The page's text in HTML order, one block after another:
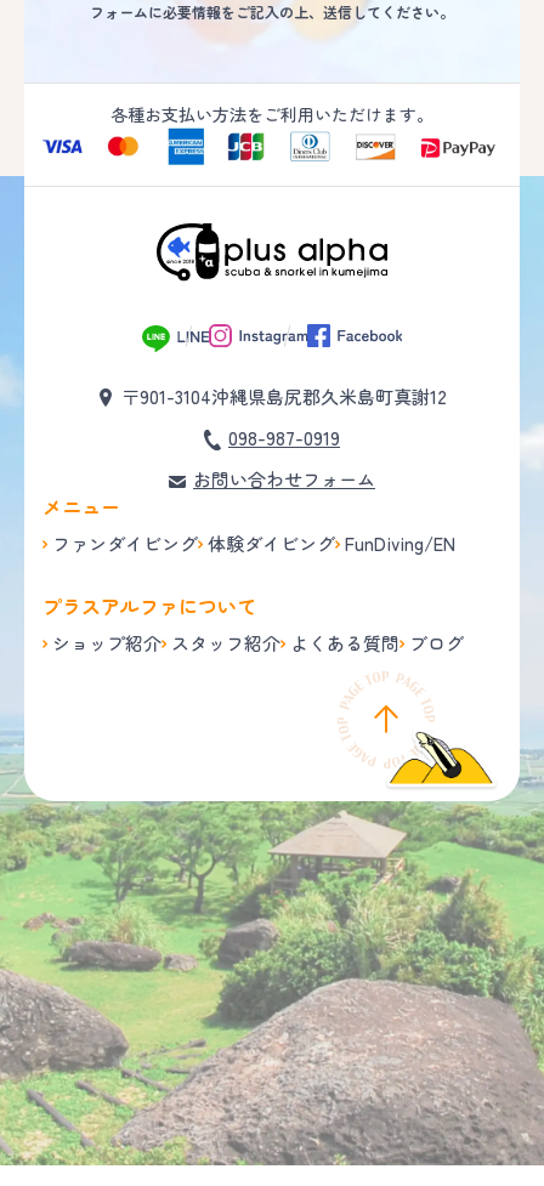
フォームに必要情報をご記入の上、送信してください。
各種お支払い方法をご利用いただけます。
〒901-3104沖縄県島尻郡久米島町真謝12
098-987-0919
お問い合わせフォーム
メニュー
ファンダイビング 体験ダイビング FunDiving/EN
プラスアルファについて
ショップ紹介 スタッフ紹介 よくある質問 ブログ